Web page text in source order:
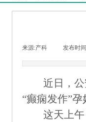
来源:产科 发布时
近日 ，
“癫痫发作”孕
这天上